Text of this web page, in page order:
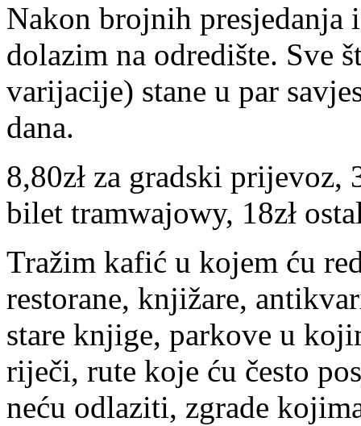
Nakon brojnih presjedanja
dolazim na odredište. Sve
varijacije) stane u par
dana.
8,80zł za gradski prijevoz,
bilet tramwajowy, 18zł
Tražim kafić u kojem ću
restorane, knjižare,
stare knjige, parkove u
riječi, rute koje ću često
neću odlaziti, zgrade